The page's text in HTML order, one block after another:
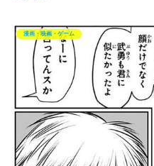
漫画・映画・ゲーム